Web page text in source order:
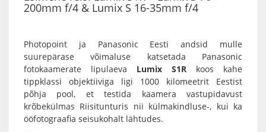
200mm f/4 & Lumix S 16-35mm f/4
Photopoint ja Panasonic Eesti andsid mulle
suurepärase võimaluse katsetada Panasonic
fotokaamerate lipulaeva Lumix S1R koos kahe
tippklassi objektiiviga ligi 1000 kilomeetrit Eestist
põhja pool, et testida kaamera vastupidavust
krõbekülmas Riisitunturis nii külmakindluse-, kui ka
ööfotograafia seisukohalt lähtudes.